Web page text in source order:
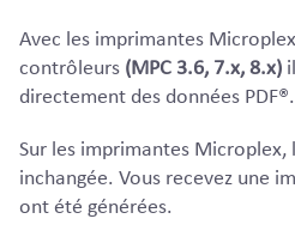
Avec les imprimantes
contrôleurs (MPC 3.6, 7.x, 8.x)
directement des données PDF®.
Sur les imprimantes Microplex,
inchangée. Vous recevez une
ont été générées.